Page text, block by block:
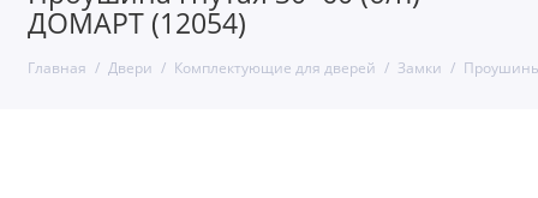
ДОМАРТ (12054)
Главная Двери Комплектующие для дверей Замки